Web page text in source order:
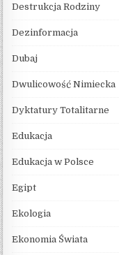
Destrukcja Rodziny
Dezinformacja
Dubaj
Dwulicowość Nimiecka
Dyktatury Totalitarne
Edukacja
Edukacja w Polsce
Egipt
Ekologia
Ekonomia Świata